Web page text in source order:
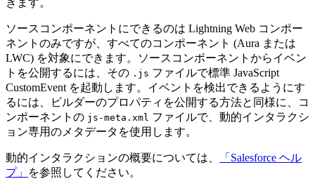
ソースコンポーネントにできるのは Lightning Web コンポー
ネントのみですが、すべてのコンポーネント (Aura または
LWC) を対象にできます。ソースコンポーネントからイベン
トを公開するには、その .js ファイルで標準 JavaScript
CustomEvent を起動します。イベントを検出できるようにす
るには、ビルダーのプロパティを公開する方法と同様に、コ
ンポーネントの js-meta.xml ファイルで、動的インタラクシ
ョン専用のメタデータを使用します。
動的インタラクションの概要については、
「Salesforce ヘル
プ」
を参照してください。